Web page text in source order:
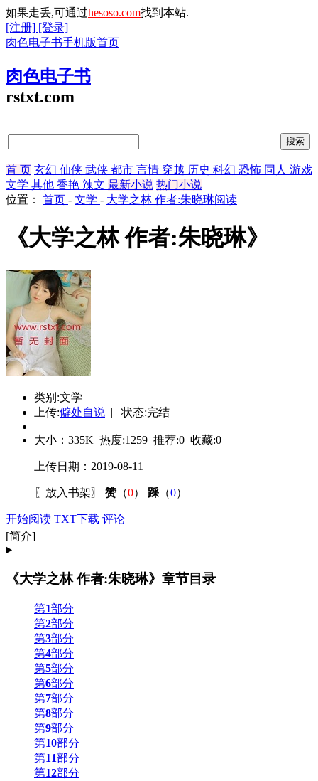
如果走丢,可通过hesoso.com找到本站.
[注册] [登录]
肉色电子书手机版首页
肉色电子书
rstxt.com
首 页 玄幻 仙侠 武侠 都市 言情 穿越 历史 科幻 恐怖 同人 游戏
文学 其他 香艳 辣文 最新小说 热门小说
位置： 首页 - 文学 - 大学之林 作者:朱晓琳阅读
《大学之林 作者:朱晓琳》
类别:文学
上传:僻处自说 | 状态:完结
大小： 335K 热度:1259 推荐:0 收藏:0
上传日期：2019-08-11
〖 放入书架〗 赞（0） 踩 （0）
开始阅读 TXT下载 评论
[简介]
《大学之林 作者:朱晓琳》章节目录
第1部分
第2部分
第3部分
第4部分
第5部分
第6部分
第7部分
第8部分
第9部分
第10部分
第11部分
第12部分